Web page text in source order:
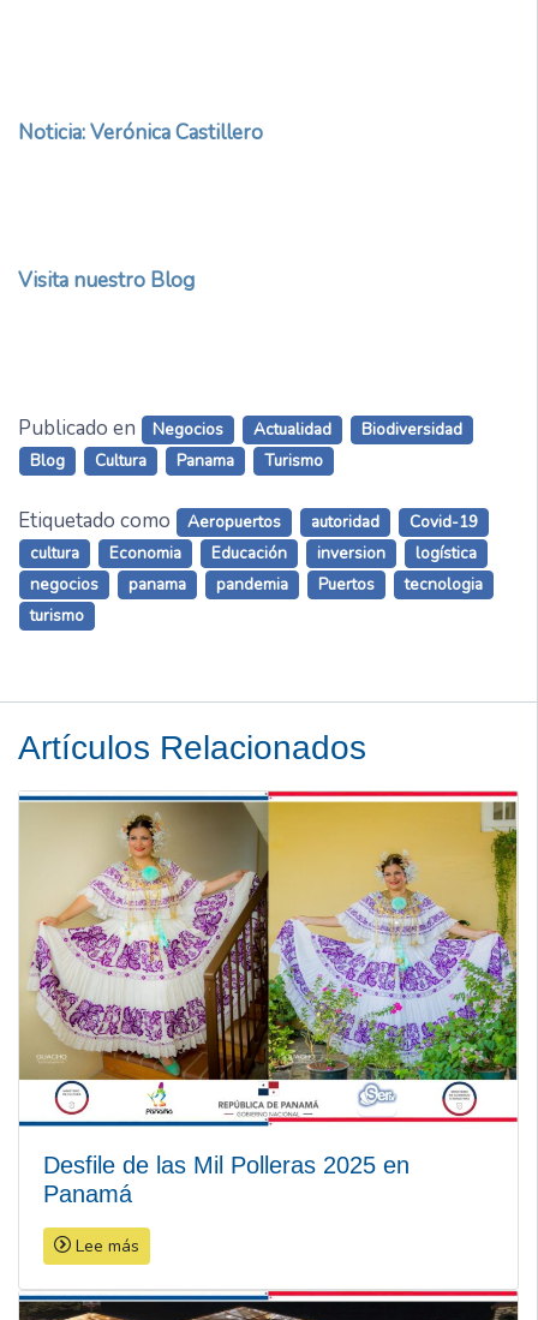
Noticia: Verónica Castillero
Visita nuestro Blog
Publicado en Negocios Actualidad
Biodiversidad
Blog
Cultura Panama Turismo
Etiquetado como Aeropuertos autoridad
Covid-19
cultura
Economia Educación inversion
logística
negocios
panama pandemia Puertos
tecnologia
turismo
Artículos Relacionados
Desfile de las Mil Polleras 2025 en
Panamá
Lee más